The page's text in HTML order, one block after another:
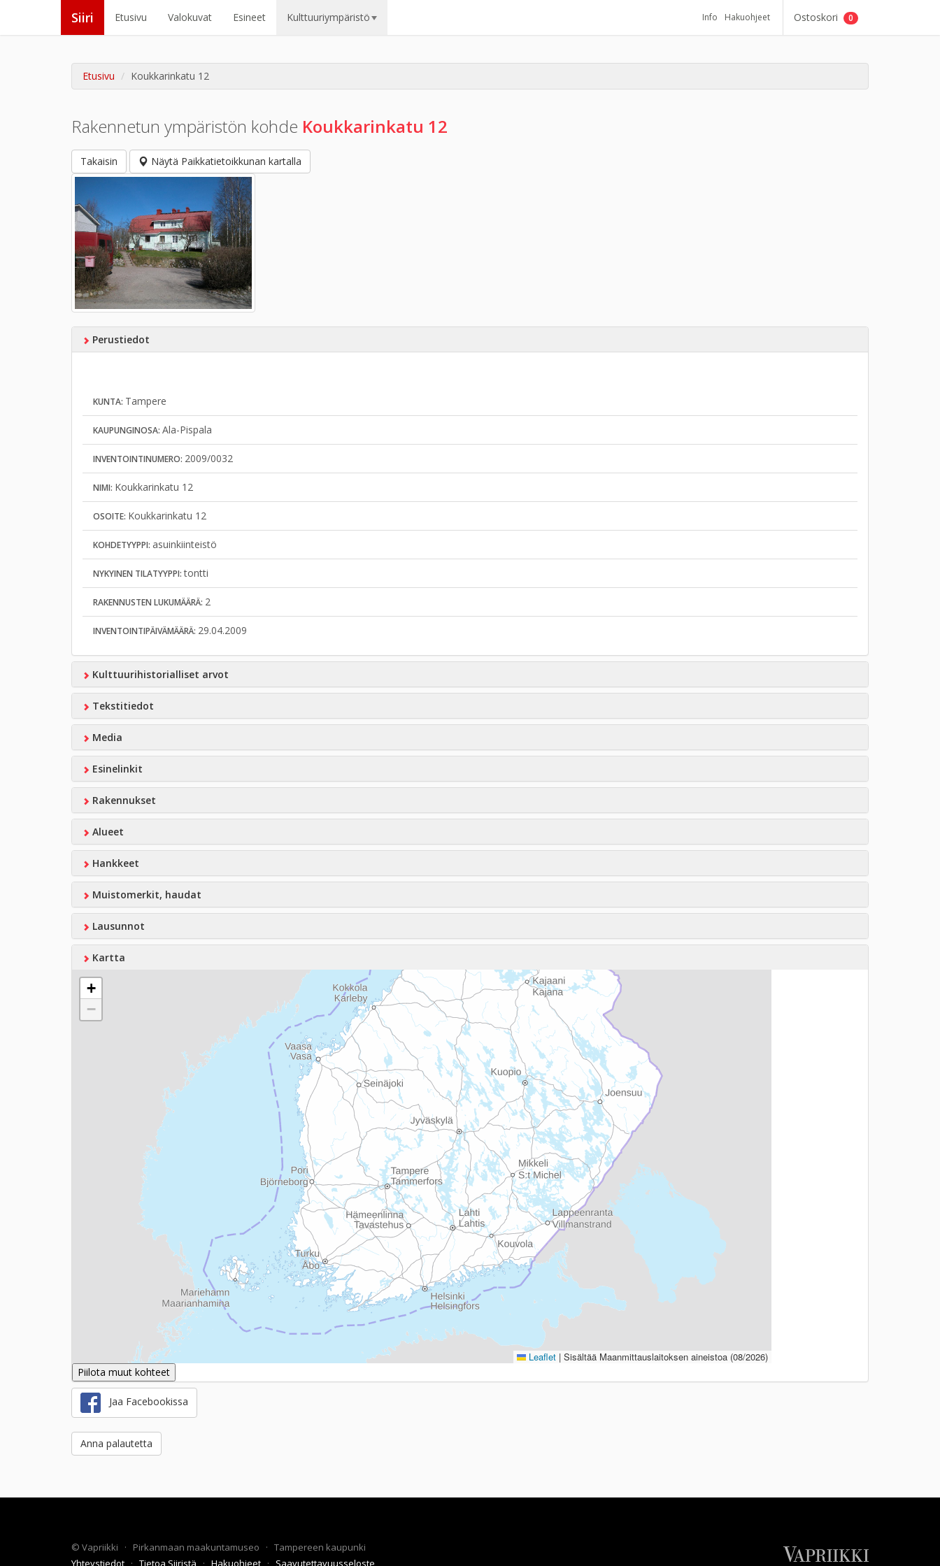
Siiri Etusivu Valokuvat Esineet Kulttuuriympäristö Info Hakuohjeet Ostoskori 0
Etusivu Koukkarinkatu 12
Rakennetun ympäristön kohde Koukkarinkatu 12
Takaisin Näytä Paikkatietoikkunan kartalla
Perustiedot
KUNTA: Tampere
KAUPUNGINOSA: Ala-Pispala
INVENTOINTINUMERO: 2009/0032
NIMI: Koukkarinkatu 12
OSOITE: Koukkarinkatu 12
KOHDETYYPPI: asuinkiinteistö
NYKYINEN TILATYYPPI:tontti
RAKENNUSTEN LUKUMÄÄRÄ: 2
INVENTOINTIPÄIVÄMÄÄRÄ: 29.04.2009
Kulttuurihistorialliset arvot
Tekstitiedot
Media
Esinelinkit
Rakennukset
Alueet
Hankkeet
Muistomerkit, haudat
Lausunnot
Kartta
+
−
Leaflet | Sisältää Maanmittauslaitoksen aineistoa (08/2026)
Piilota muut kohteet
Jaa Facebookissa
Anna palautetta
© Vapriikki · Pirkanmaan maakuntamuseo · Tampereen kaupunki
Yhteystiedot · Tietoa Siiristä · Hakuohjeet · Saavutettavuusseloste